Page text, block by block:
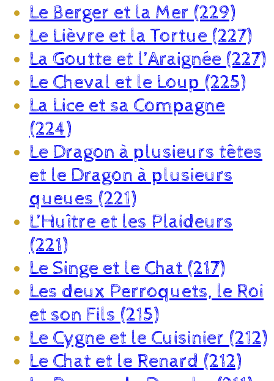
Le Berger et la Mer (229)
Le Lièvre et la Tortue (227)
La Goutte et l’Araignée (227)
Le Cheval et le Loup (225)
La Lice et sa Compagne
(224)
Le Dragon à plusieurs têtes
et le Dragon à plusieurs
queues (221)
L’Huître et les Plaideurs
(221)
Le Singe et le Chat (217)
Les deux Perroquets, le Roi
et son Fils (215)
Le Cygne et le Cuisinier (212)
Le Chat et le Renard (212)